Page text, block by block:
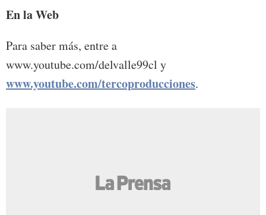
En la Web
Para saber más, entre a
www.youtube.com/delvalle99cl y
www.youtube.com/tercoproducciones.